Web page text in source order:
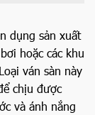
dụng sản xuất
hoặc các khu
ván sàn này
chịu được
và ánh nắng